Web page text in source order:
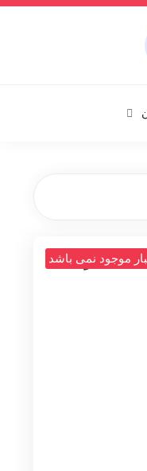
فلش مموری سن دیسک مدل Ultra Dual Drive GO USB Type-C ظرفیت
موجود نمی باشد